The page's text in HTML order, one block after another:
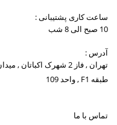
ساعت کاری پشتیبانی :
10 صبح الی 8 شب
آدرس :
تهران , فاز 2 شهرک
طبقه F1 , واحد 109
تماس با ما